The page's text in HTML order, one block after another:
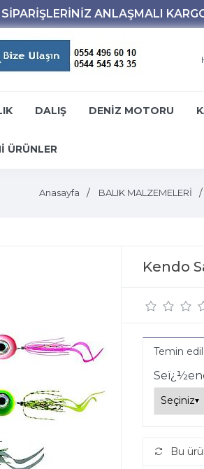
DALIŞ DENİZ MOTORU
ÜRÜNLER
Anasayfa BALIK MALZEMELERİ
Kendo
Temin
Bu